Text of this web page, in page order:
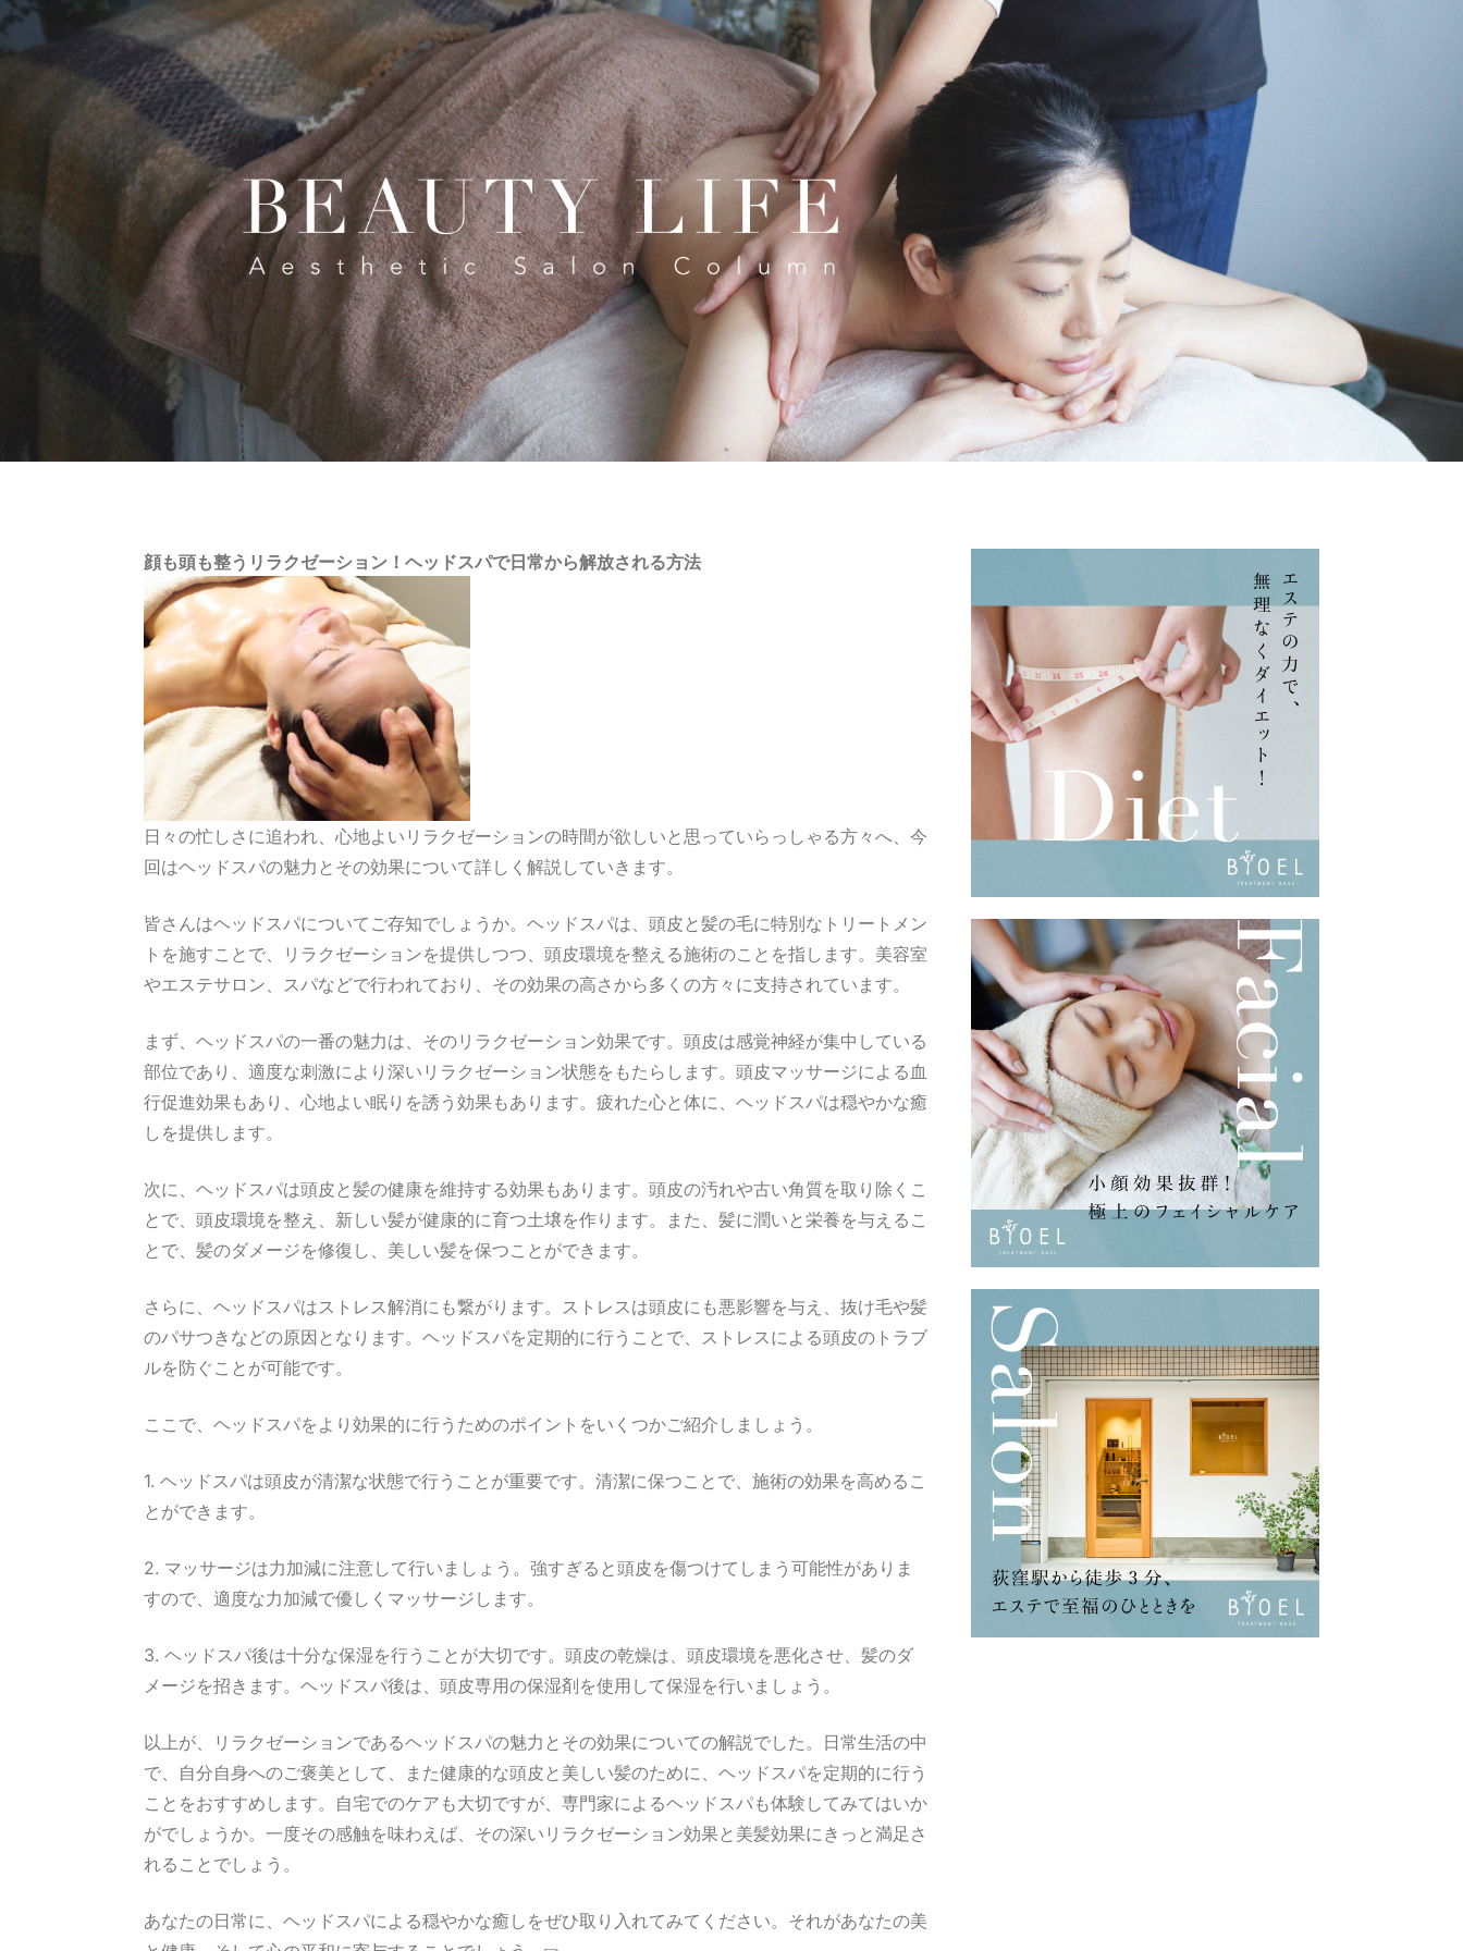
顔も頭も整うリラクゼーション！ヘッドスパで日常から解放される方法
日々の忙しさに追われ、心地よいリラクゼーションの時間が欲しいと思っていらっしゃる方々へ、今
回はヘッドスパの魅力とその効果について詳しく解説していきます。
皆さんはヘッドスパについてご存知でしょうか。ヘッドスパは、頭皮と髪の毛に特別なトリートメン
トを施すことで、リラクゼーションを提供しつつ、頭皮環境を整える施術のことを指します。美容室
やエステサロン、スパなどで行われており、その効果の高さから多くの方々に支持されています。
まず、ヘッドスパの一番の魅力は、そのリラクゼーション効果です。頭皮は感覚神経が集中している
部位であり、適度な刺激により深いリラクゼーション状態をもたらします。頭皮マッサージによる血
行促進効果もあり、心地よい眠りを誘う効果もあります。疲れた心と体に、ヘッドスパは穏やかな癒
しを提供します。
次に、ヘッドスパは頭皮と髪の健康を維持する効果もあります。頭皮の汚れや古い角質を取り除くこ
とで、頭皮環境を整え、新しい髪が健康的に育つ土壌を作ります。また、髪に潤いと栄養を与えるこ
とで、髪のダメージを修復し、美しい髪を保つことができます。
さらに、ヘッドスパはストレス解消にも繋がります。ストレスは頭皮にも悪影響を与え、抜け毛や髪
のパサつきなどの原因となります。ヘッドスパを定期的に行うことで、ストレスによる頭皮のトラブ
ルを防ぐことが可能です。
ここで、ヘッドスパをより効果的に行うためのポイントをいくつかご紹介しましょう。
1. ヘッドスパは頭皮が清潔な状態で行うことが重要です。清潔に保つことで、施術の効果を高めるこ
とができます。
2. マッサージは力加減に注意して行いましょう。強すぎると頭皮を傷つけてしまう可能性がありま
すので、適度な力加減で優しくマッサージします。
3. ヘッドスパ後は十分な保湿を行うことが大切です。頭皮の乾燥は、頭皮環境を悪化させ、髪のダ
メージを招きます。ヘッドスパ後は、頭皮専用の保湿剤を使用して保湿を行いましょう。
以上が、リラクゼーションであるヘッドスパの魅力とその効果についての解説でした。日常生活の中
で、自分自身へのご褒美として、また健康的な頭皮と美しい髪のために、ヘッドスパを定期的に行う
ことをおすすめします。自宅でのケアも大切ですが、専門家によるヘッドスパも体験してみてはいか
がでしょうか。一度その感触を味わえば、その深いリラクゼーション効果と美髪効果にきっと満足さ
れることでしょう。
あなたの日常に、ヘッドスパによる穏やかな癒しをぜひ取り入れてみてください。それがあなたの美